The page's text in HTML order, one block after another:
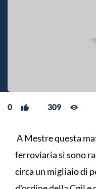
0 309
A Mestre questa
ferroviaria si sono
circa un migliaio di